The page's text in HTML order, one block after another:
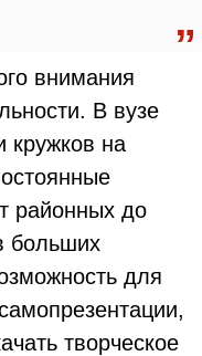
внимания
В вузе
кружков на
районных до
больших
для
творческое